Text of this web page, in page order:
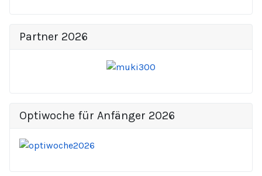
Partner 2026
Optiwoche für Anfänger 2026